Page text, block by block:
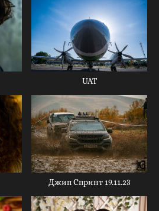
UAT
Джип Спринт 19.11.23